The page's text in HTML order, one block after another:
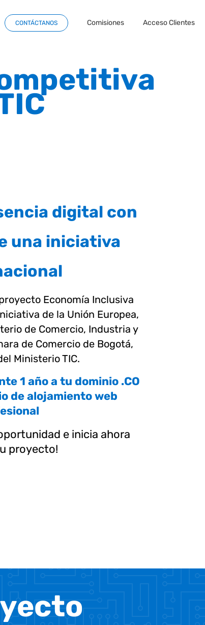
CONTÁCTANOS Comisiones Acceso Clientes
digital con
una iniciativa
Economía Inclusiva
de la Unión Europea,
de Comercio, Industria y
de Comercio de Bogotá,
Ministerio TIC.
1 año a tu dominio .CO
de alojamiento web
e inicia ahora
proyecto!